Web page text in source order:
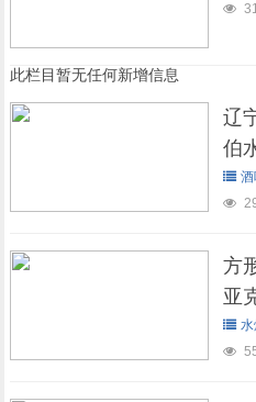
此栏目暂无任何新增信息
辽
伯
吧酒
方
亚
烟水